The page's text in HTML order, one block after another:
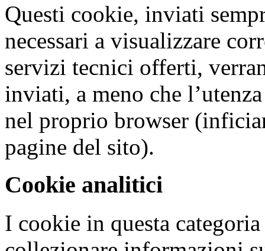
Questi cookie, inviati
necessari a visualizzare
servizi tecnici offerti,
inviati, a meno che
nel proprio browser
pagine del sito).
Cookie analitici
I cookie in questa